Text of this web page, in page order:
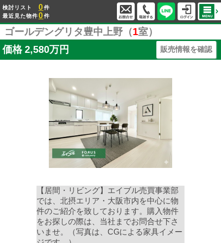
検討リスト 0件
最近見た物件0件
ゴールデングリタ豊中上野（1室）
価格 2,580万円 販売情報を確認
【居間・リビング】エイブル売買事業部
では、北摂エリア・大阪市内を中心に物
件のご紹介を致しております。購入物件
をお探しの際は、当社までお問合せ下さ
いませ。（写真は、CGによる家具イメー